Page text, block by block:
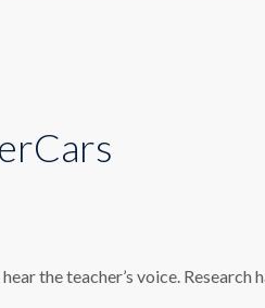
the teacher’s voice.